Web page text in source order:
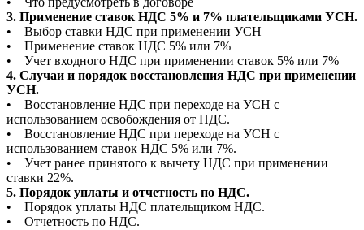
3. Применение ставок НДС 5% и 7% плательщиками УСН.
• Выбор ставки НДС при применении УСН
• Применение ставок НДС 5% или 7%
• Учет входного НДС при применении ставок 5% или 7%
4. Случаи и порядок восстановления НДС при применении
УСН.
• Восстановление НДС при переходе на УСН с
использованием освобождения от НДС.
• Восстановление НДС при переходе на УСН с
использованием ставок НДС 5% или 7%.
• Учет ранее принятого к вычету НДС при применении
ставки 22%.
5. Порядок уплаты и отчетность по НДС.
• Порядок уплаты НДС плательщиком НДС.
• Отчетность по НДС.